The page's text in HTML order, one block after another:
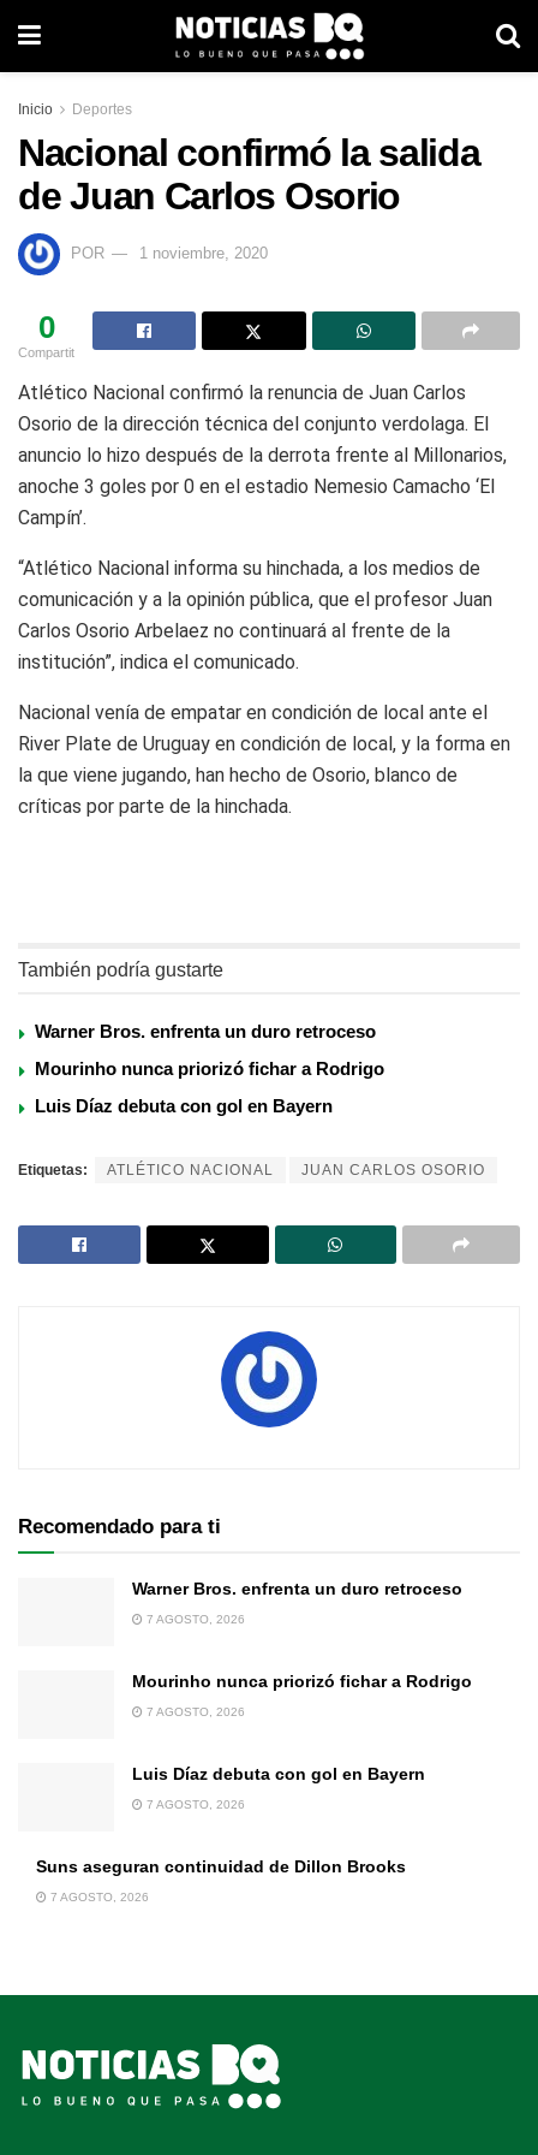
Inicio Deportes
Nacional confirmó la salida
de Juan Carlos Osorio
POR 1 noviembre, 2020
0
Compartit
Atlético Nacional confirmó la renuncia de Juan Carlos
Osorio de la dirección técnica del conjunto verdolaga. El
anuncio lo hizo después de la derrota frente al Millonarios,
anoche 3 goles por 0 en el estadio Nemesio Camacho ‘El
Campín’.
“Atlético Nacional informa su hinchada, a los medios de
comunicación y a la opinión pública, que el profesor Juan
Carlos Osorio Arbelaez no continuará al frente de la
institución”, indica el comunicado.
Nacional venía de empatar en condición de local ante el
River Plate de Uruguay en condición de local, y la forma en
la que viene jugando, han hecho de Osorio, blanco de
críticas por parte de la hinchada.
También podría gustarte
Warner Bros. enfrenta un duro retroceso
Mourinho nunca priorizó fichar a Rodrigo
Luis Díaz debuta con gol en Bayern
Etiquetas: ATLÉTICO NACIONAL JUAN CARLOS OSORIO
Recomendado para ti
Warner Bros. enfrenta un duro retroceso
7 AGOSTO, 2026
Mourinho nunca priorizó fichar a Rodrigo
7 AGOSTO, 2026
Luis Díaz debuta con gol en Bayern
7 AGOSTO, 2026
Suns aseguran continuidad de Dillon Brooks
7 AGOSTO, 2026